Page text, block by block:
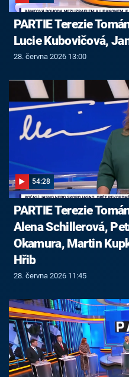
PARTIE Terezie
Lucie Kubovičová,
28. června 2026 13:00
54:28
PARTIE Terezie
Alena Schillerová,
Okamura, Martin
Hřib
28. června 2026 11:45